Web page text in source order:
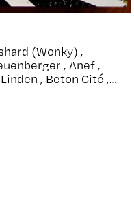
(Wonky) ,
, Anef ,
, Beton Cité ,
Leroy ,
Kadah ,
Marine Perraudin ,
Miroslav
Oudin Ojjo , Renard
, Sylvain Bureau ,